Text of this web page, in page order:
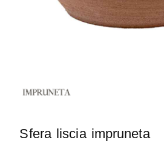
Sfera liscia impruneta